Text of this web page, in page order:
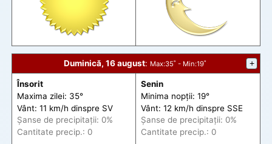
Duminică, 16 august: Max:35˚ - Min:19˚ +
Însorit
Maxima zilei: 35°
Vânt: 11 km/h dinspre SV
Șanse de precipitații: 0%
Cantitate precip.: 0
Senin
Minima nopții: 19°
Vânt: 12 km/h dinspre SSE
Șanse de precipitații: 0%
Cantitate precip.: 0